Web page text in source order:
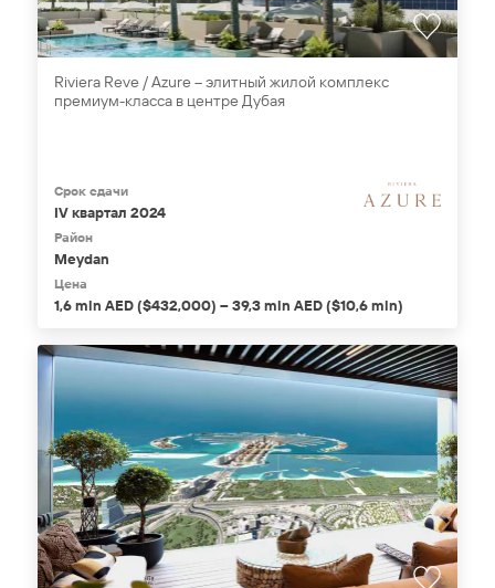
Riviera Reve / Azure – элитный жилой комплекс
премиум-класса в центре Дубая
Срок сдачи
IV квартал 2024
Район
Meydan
Цена
1,6 mln AED ($432,000) – 39,3 mln AED ($10,6 mln)